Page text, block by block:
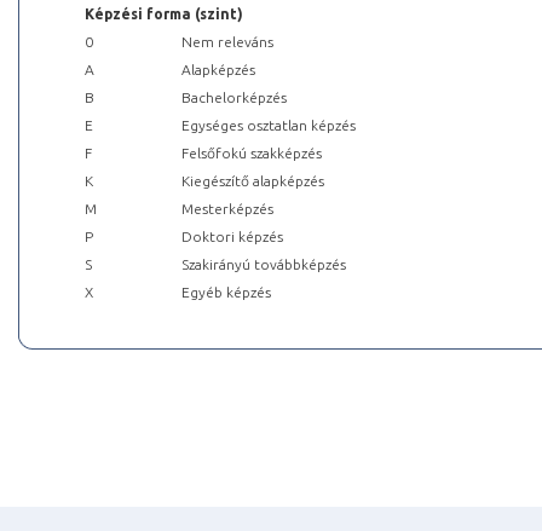
Képzési forma (szint)
0
Nem releváns
A
Alapképzés
B
Bachelorképzés
E
Egységes osztatlan képzés
F
Felsőfokú szakképzés
K
Kiegészítő alapképzés
M
Mesterképzés
P
Doktori képzés
S
Szakirányú továbbképzés
X
Egyéb képzés